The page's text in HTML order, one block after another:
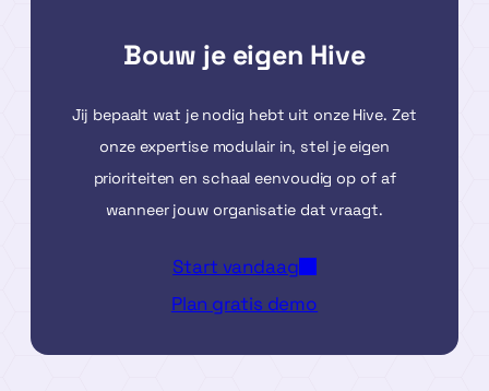
Bouw je eigen Hive
Jij bepaalt wat je nodig hebt uit onze Hive. Zet
onze expertise modulair in, stel je eigen
prioriteiten en schaal eenvoudig op of af
wanneer jouw organisatie dat vraagt.
Start vandaag
Plan gratis demo